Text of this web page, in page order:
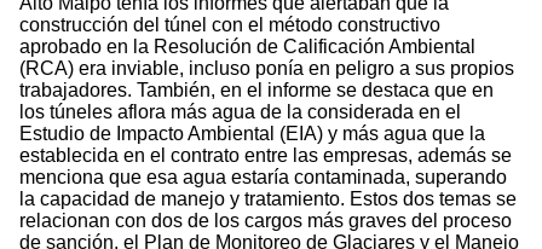
construcción del túnel con el método constructivo
aprobado en la Resolución de Calificación Ambiental
(RCA) era inviable, incluso ponía en peligro a sus propios
trabajadores. También, en el informe se destaca que en
los túneles aflora más agua de la considerada en el
Estudio de Impacto Ambiental (EIA) y más agua que la
establecida en el contrato entre las empresas, además se
menciona que esa agua estaría contaminada, superando
la capacidad de manejo y tratamiento. Estos dos temas se
relacionan con dos de los cargos más graves del proceso
de sanción, el Plan de Monitoreo de Glaciares y el Manejo